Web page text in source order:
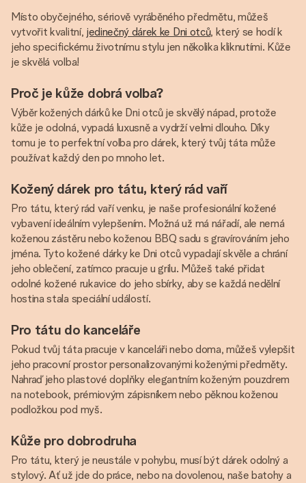
Místo obyčejného, sériově vyráběného předmětu, můžeš
vytvořit kvalitní, jedinečný dárek ke Dni otců, který se hodí k
jeho specifickému životnímu stylu jen několika kliknutími. Kůže
je skvělá volba!
Proč je kůže dobrá volba?
Výběr kožených dárků ke Dni otců je skvělý nápad, protože
kůže je odolná, vypadá luxusně a vydrží velmi dlouho. Díky
tomu je to perfektní volba pro dárek, který tvůj táta může
používat každý den po mnoho let.
Kožený dárek pro tátu, který rád vaří
Pro tátu, který rád vaří venku, je naše profesionální kožené
vybavení ideálním vylepšením. Možná už má nářadí, ale nemá
koženou zástěru nebo koženou BBQ sadu s gravírováním jeho
jména. Tyto kožené dárky ke Dni otců vypadají skvěle a chrání
jeho oblečení, zatímco pracuje u grilu. Můžeš také přidat
odolné kožené rukavice do jeho sbírky, aby se každá nedělní
hostina stala speciální událostí.
Pro tátu do kanceláře
Pokud tvůj táta pracuje v kanceláři nebo doma, můžeš vylepšit
jeho pracovní prostor personalizovanými koženými předměty.
Nahraď jeho plastové doplňky elegantním koženým pouzdrem
na notebook, prémiovým zápisníkem nebo pěknou koženou
podložkou pod myš.
Kůže pro dobrodruha
Pro tátu, který je neustále v pohybu, musí být dárek odolný a
stylový. Ať už jde do práce, nebo na dovolenou, naše batohy a